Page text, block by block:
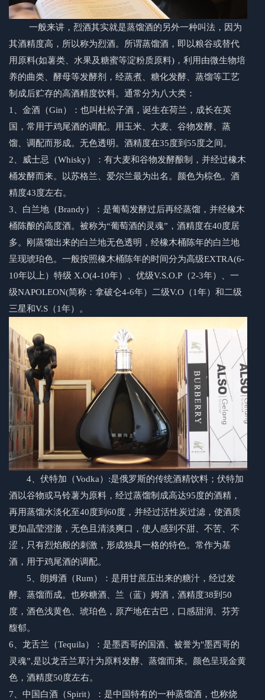
一般来讲，烈酒其实就是蒸馏酒的另外一种叫法，因为
其酒精度高，所以称为烈酒。所谓蒸馏酒，即以粮谷或替代
用原料(如薯类、水果及糖蜜等淀粉质原料)，利用由微生物培
养的曲类、酵母等发酵剂，经蒸煮、糖化发酵、蒸馏等工艺
制成后贮存的高酒精度饮料。通常分为八大类：
1、金酒（Gin）：也叫杜松子酒，诞生在荷兰，成长在英
国，常用于鸡尾酒的调配。用玉米、大麦、谷物发酵、蒸
馏、调配而形成。无色透明。酒精度在35度到55度之间。
2、威士忌（Whisky）：有大麦和谷物发酵酿制，并经过橡木
桶发酵而来。以苏格兰、爱尔兰最为出名。颜色为棕色。酒
精度43度左右。
3、白兰地（Brandy）：是葡萄发酵过后再经蒸馏，并经橡木
桶陈酿的高度酒。被称为“葡萄酒的灵魂”，酒精度在40度居
多。刚蒸馏出来的白兰地无色透明，经橡木桶陈年的白兰地
呈现琥珀色。一般按照橡木桶陈年的时间分为高级EXTRA(6-
10年以上）特级 X.O(4-10年）、优级V.S.O.P（2-3年）、一
级NAPOLEON(简称：拿破仑4-6年）二级V.O（1年）和二级
三星和V.S（1年）。
4、伏特加（Vodka）:是俄罗斯的传统酒精饮料；伏特加
酒以谷物或马铃薯为原料，经过蒸馏制成高达95度的酒精，
再用蒸馏水淡化至40度到60度，并经过活性炭过滤，使酒质
更加晶莹澄澈，无色且清淡爽口，使人感到不甜、不苦、不
涩，只有烈焰般的刺激，形成独具一格的特色。常作为基
酒，用于鸡尾酒的调配。
5、朗姆酒（Rum）：是用甘蔗压出来的糖汁，经过发
酵、蒸馏而成。也称糖酒、兰（蓝）姆酒，酒精度38到50
度，酒色浅黄色、琥珀色，原产地在古巴，口感甜润、芬芳
馥郁。
6、龙舌兰（Tequila）：是墨西哥的国酒、被誉为"墨西哥的
灵魂”,是以龙舌兰草汁为原料发酵、蒸馏而来。颜色呈现金黄
色，酒精度50度左右。
7、中国白酒（Spirit）：是中国特有的一种蒸馏酒，也称烧